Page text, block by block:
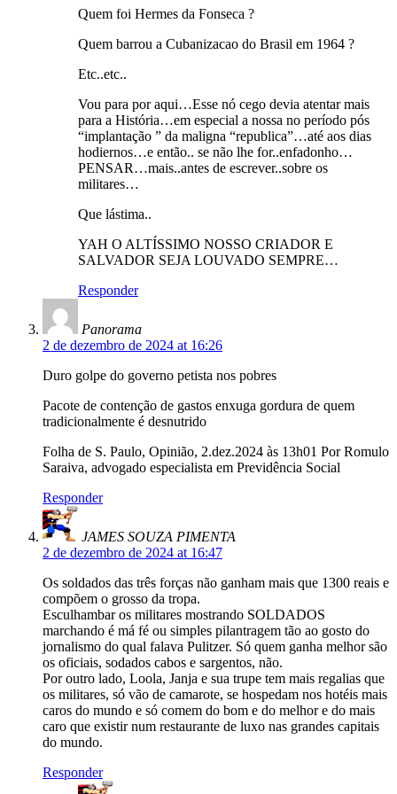
Quem foi Hermes da Fonseca ?
Quem barrou a Cubanizacao do Brasil em 1964 ?
Etc..etc..
Vou para por aqui…Esse nó cego devia atentar mais
para a História…em especial a nossa no período pós
“implantação ” da maligna “republica”…até aos dias
hodiernos…e então.. se não lhe for..enfadonho…
PENSAR…mais..antes de escrever..sobre os
militares…
Que lástima..
YAH O ALTÍSSIMO NOSSO CRIADOR E
SALVADOR SEJA LOUVADO SEMPRE…
Responder
Panorama
2 de dezembro de 2024 at 16:26
Duro golpe do governo petista nos pobres
Pacote de contenção de gastos enxuga gordura de quem
tradicionalmente é desnutrido
Folha de S. Paulo, Opinião, 2.dez.2024 às 13h01 Por Romulo
Saraiva, advogado especialista em Previdência Social
Responder
JAMES SOUZA PIMENTA
2 de dezembro de 2024 at 16:47
Os soldados das três forças não ganham mais que 1300 reais e
compõem o grosso da tropa.
Esculhambar os militares mostrando SOLDADOS
marchando é má fé ou simples pilantragem tão ao gosto do
jornalismo do qual falava Pulitzer. Só quem ganha melhor são
os oficiais, sodados cabos e sargentos, não.
Por outro lado, Loola, Janja e sua trupe tem mais regalias que
os militares, só vão de camarote, se hospedam nos hotéis mais
caros do mundo e só comem do bom e do melhor e do mais
caro que existir num restaurante de luxo nas grandes capitais
do mundo.
Responder